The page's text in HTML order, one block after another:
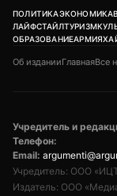
ПОЛИТИКАЭКОНОМИКА
ЛАЙФСТАЙЛТУРИЗМ
ОБРАЗОВАНИЕАРМИЯ
Об изданииГлавнаяВсе
Учредитель и
Телефон:
Email:
Учредитель: ООО
Издатель: ООО